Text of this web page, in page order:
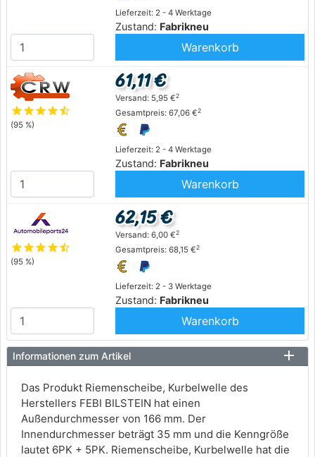
Lieferzeit: 2 - 4 Werktage
Zustand: Fabrikneu
Warenkorb
starstarstarstarstar_half
(95 %)
Lieferzeit: 2 - 4 Werktage
Zustand: Fabrikneu
61,11 €
Versand: 5,95 €2
Gesamtpreis: 67,06 €2
Warenkorb
starstarstarstarstar_half
(95 %)
Lieferzeit: 2 - 3 Werktage
Zustand: Fabrikneu
62,15 €
Versand: 6,00 €2
Gesamtpreis: 68,15 €2
Warenkorb
Informationen zum Artikel
Das Produkt Riemenscheibe, Kurbelwelle des
Herstellers FEBI BILSTEIN hat einen
Außendurchmesser von 166 mm. Der
Innendurchmesser beträgt 35 mm und die Kenngröße
lautet 6PK + 5PK. Riemenscheibe, Kurbelwelle hat die